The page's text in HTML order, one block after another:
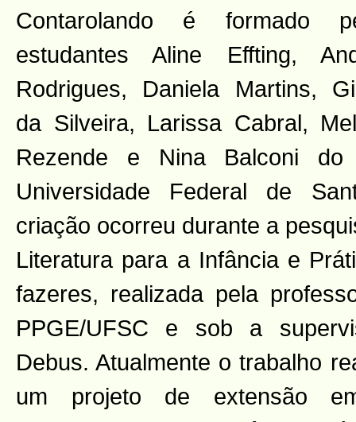
Contarolando é formado
estudantes Aline Effting,
Rodrigues, Daniela Martins,
da Silveira, Larissa Cabral,
Rezende e Nina Balconi
Universidade Federal de
criação ocorreu durante a
Literatura para a Infância e
fazeres, realizada pela
PPGE/UFSC e sob a
Debus. Atualmente o trabalho
um projeto de extensão